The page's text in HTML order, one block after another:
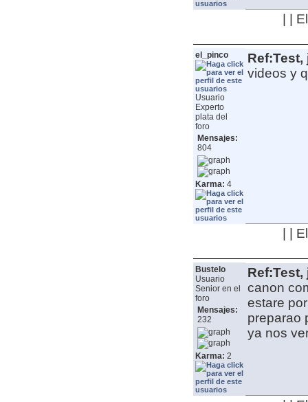
| |
el_pinco
Usuario
Experto
plata del
foro
Mensajes:
804
Karma: 4
Ref:Test,
videos y
| |
Bustelo
Usuario
Senior en el
foro
Mensajes:
232
Karma: 2
Ref:Test,
canon
estare
preparao
ya nos